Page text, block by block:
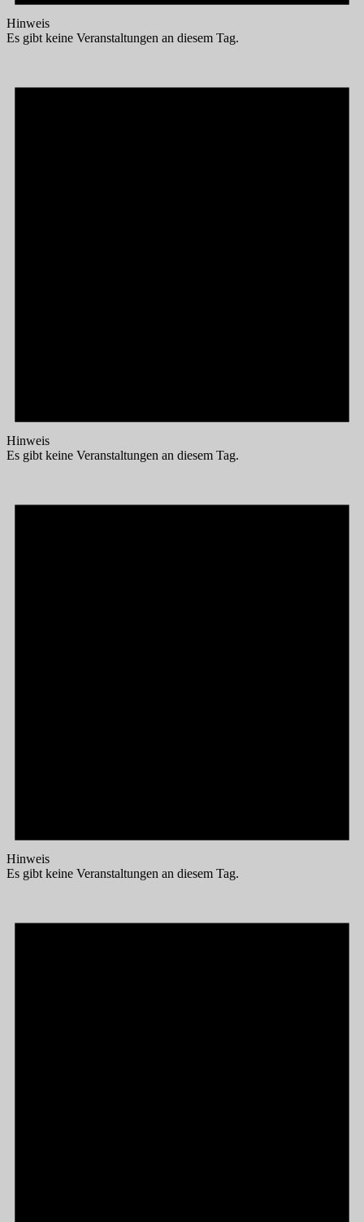
Hinweis
Es gibt keine Veranstaltungen an diesem Tag.
Hinweis
Es gibt keine Veranstaltungen an diesem Tag.
Hinweis
Es gibt keine Veranstaltungen an diesem Tag.